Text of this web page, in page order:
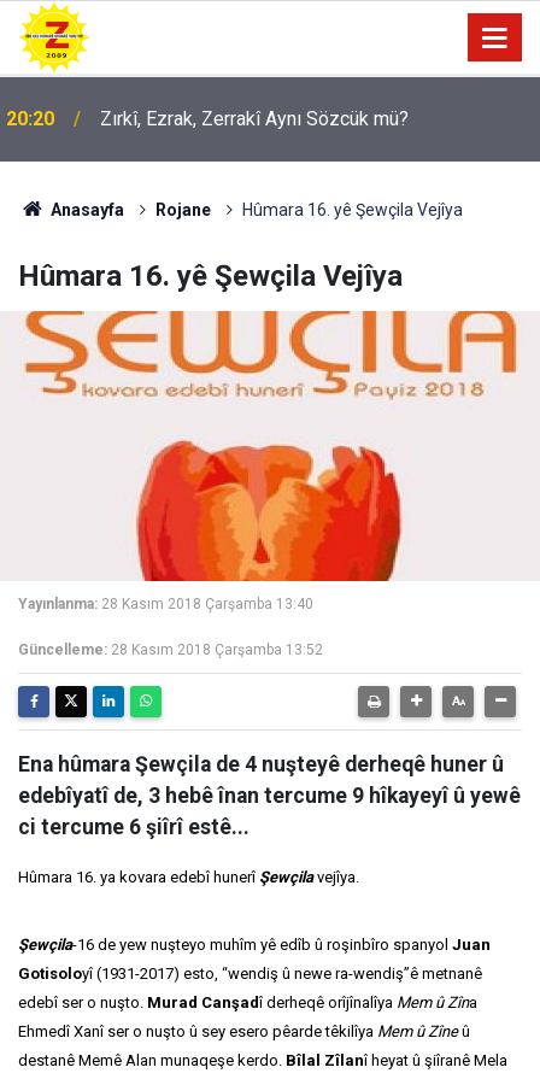
20:20 Zırkî, Ezrak, Zerrakî Aynı Sözcük mü?
Anasayfa Rojane Hûmara 16. yê Şewçila Vejîya
Hûmara 16. yê Şewçila Vejîya
Yayınlanma: 28 Kasım 2018 Çarşamba 13:40
Güncelleme: 28 Kasım 2018 Çarşamba 13:52
Ena hûmara Şewçila de 4 nuşteyê derheqê huner û
edebîyatî de, 3 hebê înan tercume 9 hîkayeyî û yewê
ci tercume 6 şiîrî estê...
Hûmara 16. ya kovara edebî hunerî Şewçilavejîya.
Şewçila-16 de yew nuşteyo muhîm yê edîb û roşinbîro spanyol Juan
Gotisoloyî (1931-2017) esto, “wendiş û newe ra-wendiş”ê metnanê
edebî ser o nuşto. Murad Canşadî derheqê orîjînalîya Mem û Zîna
Ehmedî Xanî ser o nuşto û sey esero pêarde têkilîya Mem û Zîneû
destanê Memê Alan munaqeşe kerdo. Bîlal Zîlanî heyat û şiîranê Mela